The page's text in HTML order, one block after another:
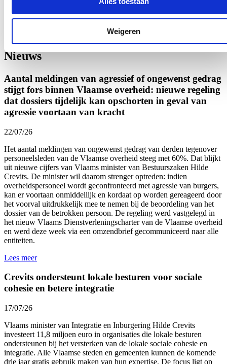
Weigeren
Klikhierom de privacyvoorwaarden te raadplegen
Nieuws
Aantal meldingen van agressief of ongewenst gedrag
stijgt fors binnen Vlaamse overheid: nieuwe regeling
dat dossiers tijdelijk kan opschorten in geval van
agressie voortaan van kracht
22/07/26
Het aantal meldingen van ongewenst gedrag van derden tegenover
personeelsleden van de Vlaamse overheid steeg met 60%. Dat blijkt
uit nieuwe cijfers van Vlaams minister van Bestuurszaken Hilde
Crevits. De minister wil daarom strenger optreden: indien
overheidspersoneel wordt geconfronteerd met agressie van burgers,
kan er voortaan onmiddellijk en kordaat op worden gereageerd door
het voorval uitdrukkelijk mee te nemen bij de beoordeling van het
dossier van de betrokken persoon. De regeling werd vastgelegd in
het nieuw Vlaams Dienstverleningscharter van de Vlaamse overheid
en werd deze week via een omzendbrief gecommuniceerd naar alle
entiteiten.
Lees meer
Crevits ondersteunt lokale besturen voor sociale
cohesie en betere integratie
17/07/26
Vlaams minister van Integratie en Inburgering Hilde Crevits
investeert 11,8 miljoen euro in organisaties die lokale besturen
ondersteunen bij het versterken van de lokale sociale cohesie en
integratie. Alle Vlaamse steden en gemeenten kunnen de komende
drie jaar gratis gebruik maken van hun expertise. De focus ligt op